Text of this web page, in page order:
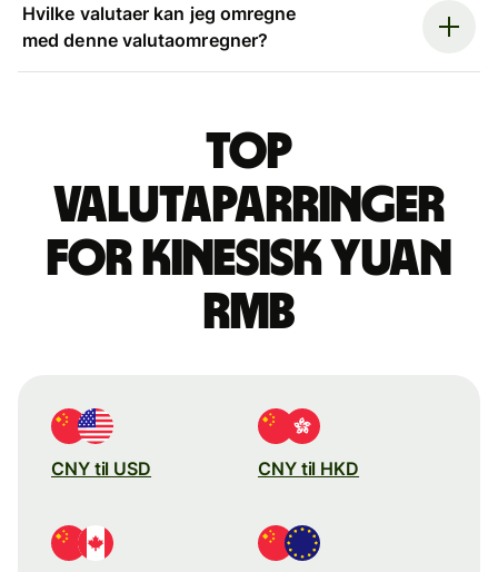
Hvilke valutaer kan jeg omregne
med denne valutaomregner?
Top
valutaparringer
for kinesisk yuan
rmb
CNY til USD CNY til HKD